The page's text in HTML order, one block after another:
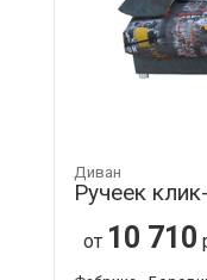
Диван
Ручеек
от 10 710